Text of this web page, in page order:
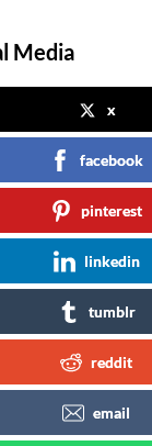
Media
x
facebook
pinterest
linkedin
tumblr
reddit
email